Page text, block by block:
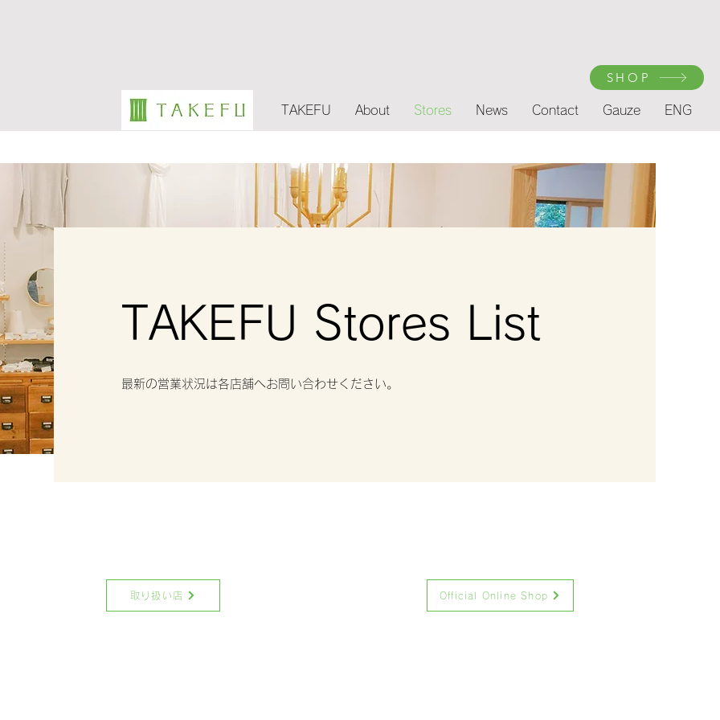
SHOP
TAKEFU About Stores News Contact Gauze ENG
TAKEFU Stores List
最新の営業状況は各店舗へお問い合わせください。
取り扱い店 Official Online Shop